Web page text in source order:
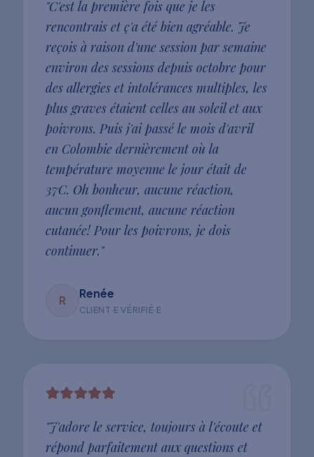
"C'est la première fois que je les
rencontrais et ç'a été bien agréable. Je
reçois à raison d'une session par semaine
environ des sessions depuis octobre pour
des allergies et intolérances multiples, les
plus graves étaient celles au soleil et aux
poivrons. Puis j'ai passé le mois d'avril
en Colombie dernièrement où la
température moyenne le jour était de
37C. Oh bonheur, aucune réaction,
aucun gonflement, aucune réaction
cutanée! Pour les poivrons, je dois
continuer."
R Renée
CLIENT·E VÉRIFIÉ·E
"J'adore le service, toujours à l'écoute et
répond parfaitement aux questions et